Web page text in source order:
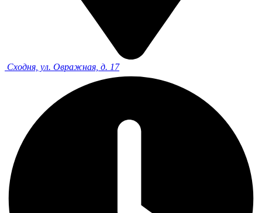
Сходня, ул. Овражная, д. 17